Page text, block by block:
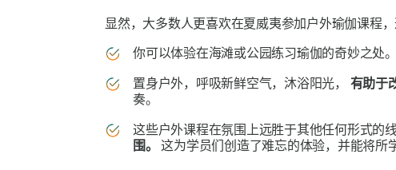
显然，大多数人更喜欢在夏威夷参加户外瑜伽课程
你可以体验在海滩或公园练习瑜伽的奇妙之处。
置身户外，呼吸新鲜空气，沐浴阳光， 有助于
奏。
这些户外课程在氛围上远胜于其他任何形式的
围。
这为学员们创造了难忘的体验，并能将所